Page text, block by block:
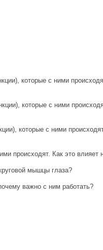
которые с ними
которые с ними
которые с ними
Как это влияет
мышцы глаза?
важно с ним работать?